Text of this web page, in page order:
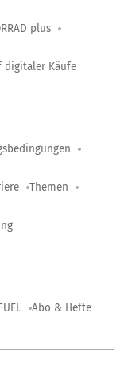
plus
digitaler Käufe
Themen
Abo & Hefte